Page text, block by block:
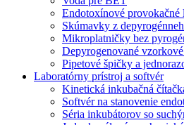
Endotoxínové
Skúmavky z
Mikroplatničky bez
Depyrogenované
Pipetové špičky a
Laboratórny prístroj a softvér
Kinetická inkubačná
Softvér na stanovenie
Séria inkubátorov so